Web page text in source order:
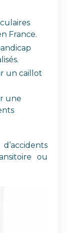
France.
un caillot
une
ou